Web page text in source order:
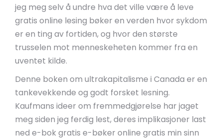
jeg meg selv å undre hva det ville være å leve
gratis online lesing bøker en verden hvor sykdom
er en ting av fortiden, og hvor den største
trusselen mot menneskeheten kommer fra en
uventet kilde.
Denne boken om ultrakapitalisme i Canada er en
tankevekkende og godt forsket lesning.
Kaufmans ideer om fremmedgjørelse har jaget
meg siden jeg ferdig lest, deres implikasjoner last
ned e-bok gratis e-bøker online gratis min sinn